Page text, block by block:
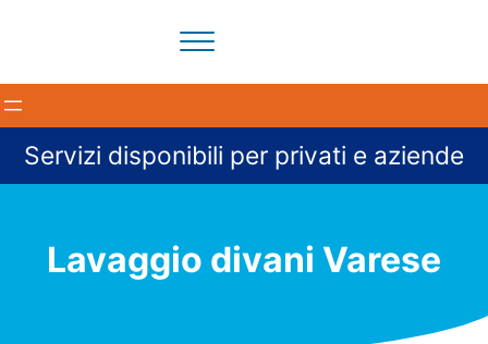
BloomCleaning Impresa di
Menu
Servizi disponibili per privati e aziende
Lavaggio divani Varese